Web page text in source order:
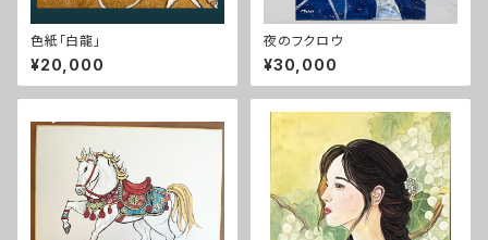
色紙「白龍」
¥20,000
夜のフクロウ
¥30,000